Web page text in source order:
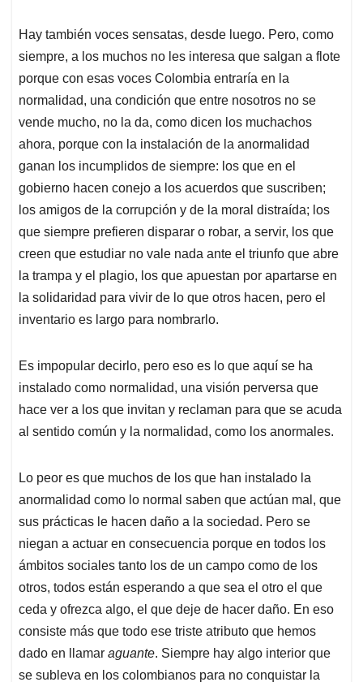
Hay también voces sensatas, desde luego. Pero, como
siempre, a los muchos no les interesa que salgan a flote
porque con esas voces Colombia entraría en la
normalidad, una condición que entre nosotros no se
vende mucho, no la da, como dicen los muchachos
ahora, porque con la instalación de la anormalidad
ganan los incumplidos de siempre: los que en el
gobierno hacen conejo a los acuerdos que suscriben;
los amigos de la corrupción y de la moral distraída; los
que siempre prefieren disparar o robar, a servir, los que
creen que estudiar no vale nada ante el triunfo que abre
la trampa y el plagio, los que apuestan por apartarse en
la solidaridad para vivir de lo que otros hacen, pero el
inventario es largo para nombrarlo.
Es impopular decirlo, pero eso es lo que aquí se ha
instalado como normalidad, una visión perversa que
hace ver a los que invitan y reclaman para que se acuda
al sentido común y la normalidad, como los anormales.
Lo peor es que muchos de los que han instalado la
anormalidad como lo normal saben que actúan mal, que
sus prácticas le hacen daño a la sociedad. Pero se
niegan a actuar en consecuencia porque en todos los
ámbitos sociales tanto los de un campo como de los
otros, todos están esperando a que sea el otro el que
ceda y ofrezca algo, el que deje de hacer daño. En eso
consiste más que todo ese triste atributo que hemos
dado en llamar aguante. Siempre hay algo interior que
se subleva en los colombianos para no conquistar la